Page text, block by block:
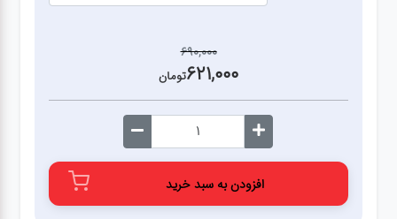
سطل
عطر،خوشبو کننده
690,000
621,000تومان
افزودن به سبد خرید